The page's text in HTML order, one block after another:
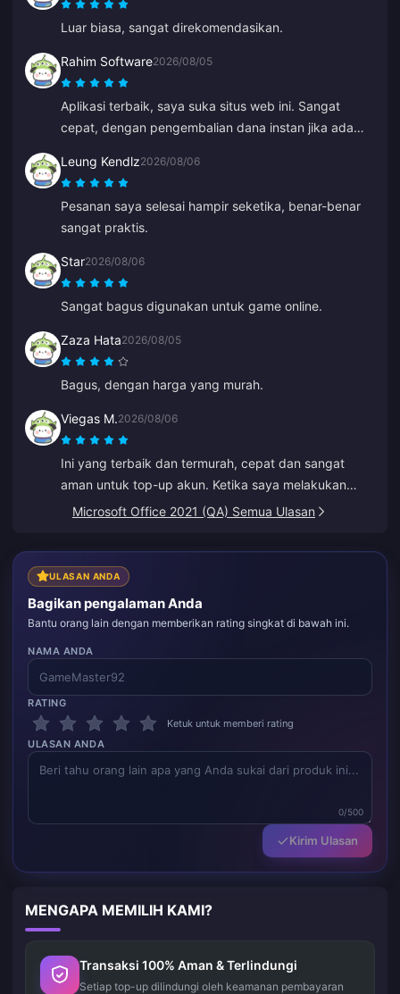
Luar biasa, sangat direkomendasikan.
Rahim Software2026/08/05
Aplikasi terbaik, saya suka situs web ini. Sangat
cepat, dengan pengembalian dana instan jika ada
Leung Kendlz2026/08/06
Pesanan saya selesai hampir seketika, benar-benar
sangat praktis.
Star2026/08/06
Sangat bagus digunakan untuk game online.
Zaza Hata2026/08/05
Bagus, dengan harga yang murah.
Viegas M.2026/08/06
Ini yang terbaik dan termurah, cepat dan sangat
aman untuk top-up akun. Ketika saya melakukan
kesalahan pada ID lama, Anna memperbaikinya
benar.
Microsoft Office 2021 (QA) Semua Ulasan
ULASAN ANDA
Bagikan pengalaman Anda
Bantu orang lain dengan memberikan rating singkat di bawah ini.
NAMA ANDA
RATING
Ketuk untuk memberi rating
ULASAN ANDA
0/500
Kirim Ulasan
MENGAPA MEMILIH KAMI?
Transaksi 100% Aman & Terlindungi
Setiap top-up dilindungi oleh keamanan pembayaran